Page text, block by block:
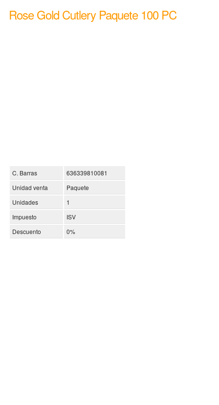
Rose Gold Cutlery Paquete 100 PC
C. Barras
636339810081
Unidad venta
Paquete
Unidades
1
Impuesto
ISV
Descuento
0%